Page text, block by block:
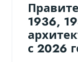
1936,
с 2026